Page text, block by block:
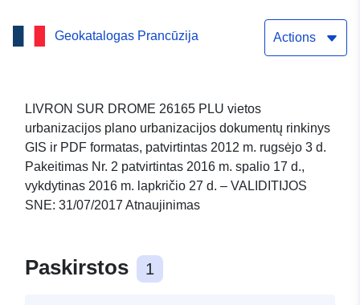
Pakeitimas Nr. 2,
Atnaujinimas
Geokatalogas Prancūzija Actions
LIVRON SUR DROME 26165 PLU vietos
urbanizacijos plano urbanizacijos dokumentų rinkinys
GIS ir PDF formatas, patvirtintas 2012 m. rugsėjo 3 d.
Pakeitimas Nr. 2 patvirtintas 2016 m. spalio 17 d.,
vykdytinas 2016 m. lapkričio 27 d. – VALIDITIJOS
SNE: 31/07/2017 Atnaujinimas
Paskirstos 1